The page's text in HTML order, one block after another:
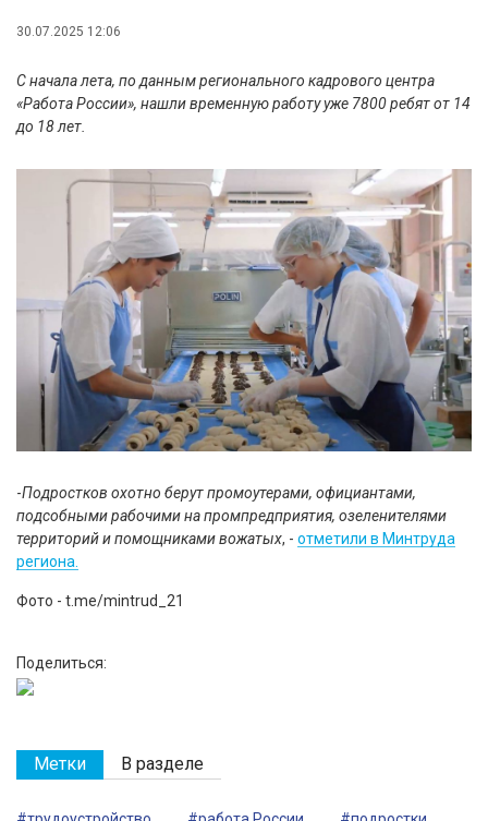
30.07.2025 12:06
С начала лета, по данным регионального кадрового центра
«Работа России», нашли временную работу уже 7800 ребят от 14
до 18 лет.
-Подростков охотно берут промоутерами, официантами,
подсобными рабочими на промпредприятия, озеленителями
территорий и помощниками вожатых, - отметили в Минтруда
региона.
Фото - t.me/mintrud_21
Поделиться:
Метки В разделе